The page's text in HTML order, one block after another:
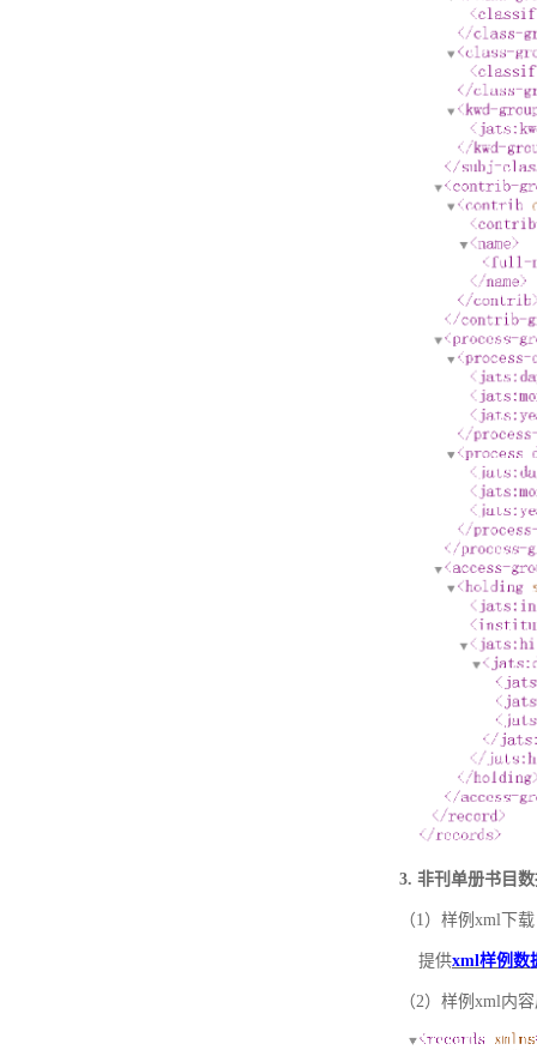
3. 非刊单册书目
（1）样例xml下载
提供xml样例数
（2）样例xml内